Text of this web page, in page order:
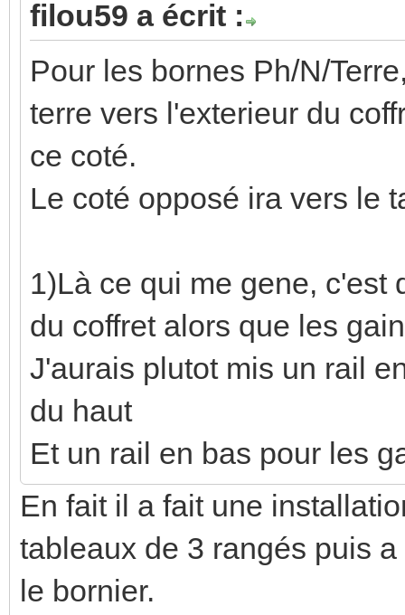
Les bornes on les mets
que les fils sont au bon
a une question de
très logique.
La logique de l'électricien
ceci :
Haut gauche - Points
Bas gauche - Prises
Haut droit - Volet
de mesures
Bas gauche - Circuit
prises (n'est relié à rien